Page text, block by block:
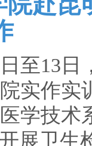
至13日
实作实
学技术
展卫生